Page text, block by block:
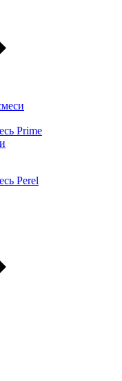
Prime
Perel